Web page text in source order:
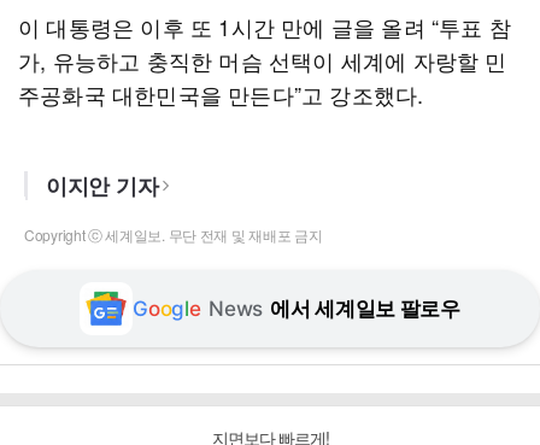
이 대통령은 이후 또 1시간 만에 글을 올려 “투표 참
가, 유능하고 충직한 머슴 선택이 세계에 자랑할 민
주공화국 대한민국을 만든다”고 강조했다.
이지안 기자
Copyright ⓒ 세계일보. 무단 전재 및 재배포 금지
Google News 에서 세계일보 팔로우
지면보다 빠르게!